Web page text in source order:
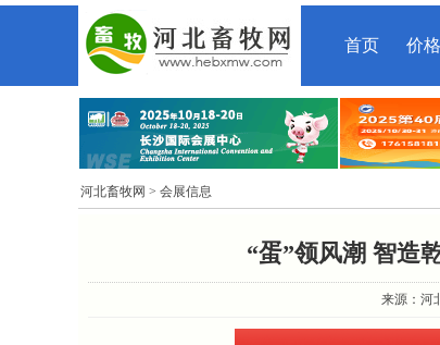
首页 价
河北畜牧网 > 会展信息
“蛋”领风潮 智造
来源：河